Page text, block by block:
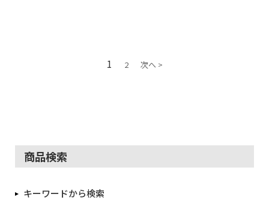
1 2 次へ >
商品検索
キーワードから検索